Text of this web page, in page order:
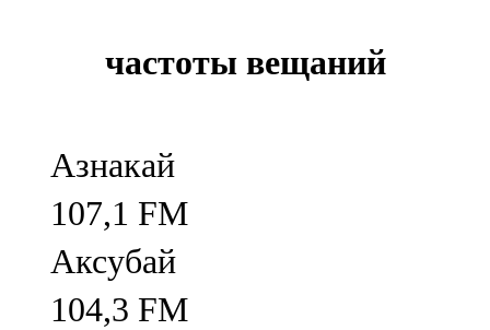
частоты вещаний
Азнакай
107,1 FM
Аксубай
104,3 FM